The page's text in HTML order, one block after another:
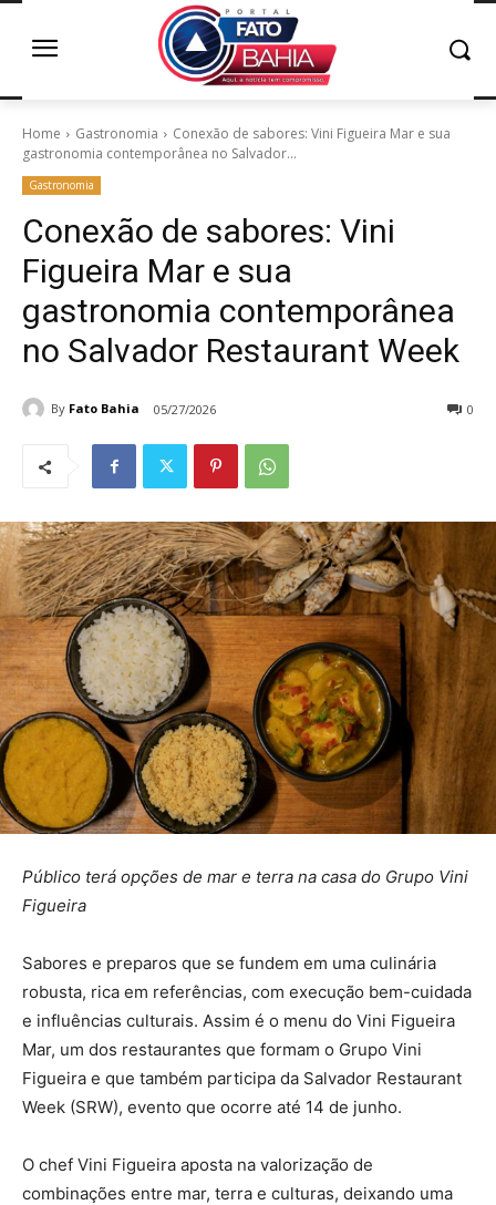
Home Gastronomia
Conexão de sabores: Vini Figueira Mar e sua
gastronomia contemporânea no Salvador...
Gastronomia
Conexão de sabores: Vini
Figueira Mar e sua
gastronomia contemporânea
no Salvador Restaurant Week
By Fato Bahia 05/27/2026 0
Público terá opções de mar e terra na casa do Grupo Vini
Figueira
Sabores e preparos que se fundem em uma culinária
robusta, rica em referências, com execução bem-cuidada
e influências culturais. Assim é o menu do Vini Figueira
Mar, um dos restaurantes que formam o Grupo Vini
Figueira e que também participa da Salvador Restaurant
Week (SRW), evento que ocorre até 14 de junho.
O chef Vini Figueira aposta na valorização de
combinações entre mar, terra e culturas, deixando uma